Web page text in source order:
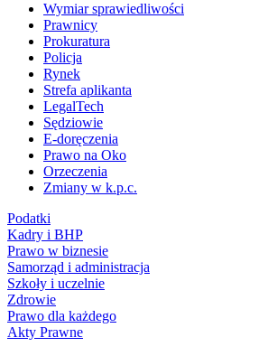
Wymiar sprawiedliwości
Prawnicy
Prokuratura
Policja
Rynek
Strefa aplikanta
LegalTech
Sędziowie
E-doręczenia
Prawo na Oko
Orzeczenia
Zmiany w k.p.c.
Podatki
Kadry i BHP
Prawo w biznesie
Samorząd i administracja
Szkoły i uczelnie
Zdrowie
Prawo dla każdego
Akty Prawne